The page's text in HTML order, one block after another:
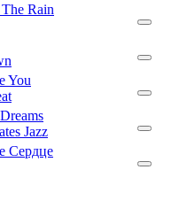
Rain
You
Jazz
Сердце